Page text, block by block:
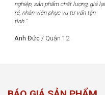
nghiệp, sản phẩm chất lượng, giá lại
rẻ, nhân viên phục vụ tư vấn tận
tình."
Anh Đức / Quận 12